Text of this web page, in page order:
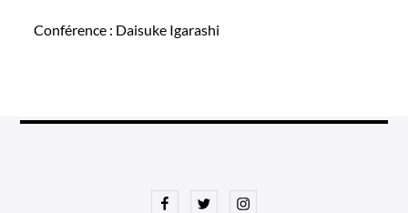
Conférence : Daisuke Igarashi
FacebookTwitterInstagram